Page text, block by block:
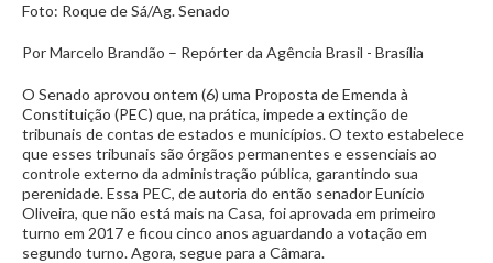
Foto: Roque de Sá/Ag. Senado
Por Marcelo Brandão – Repórter da Agência Brasil - Brasília
O Senado aprovou ontem (6) uma Proposta de Emenda à
Constituição (PEC) que, na prática, impede a extinção de
tribunais de contas de estados e municípios. O texto estabelece
que esses tribunais são órgãos permanentes e essenciais ao
controle externo da administração pública, garantindo sua
perenidade. Essa PEC, de autoria do então senador Eunício
Oliveira, que não está mais na Casa, foi aprovada em primeiro
turno em 2017 e ficou cinco anos aguardando a votação em
segundo turno. Agora, segue para a Câmara.